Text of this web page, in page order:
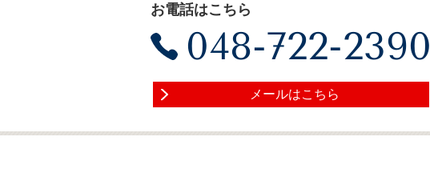
お電話はこちら
048-722-2390
メールはこちら